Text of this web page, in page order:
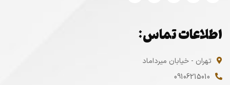
اطلاعات تماس:
تهران - خیابان میرداماد
09106215010